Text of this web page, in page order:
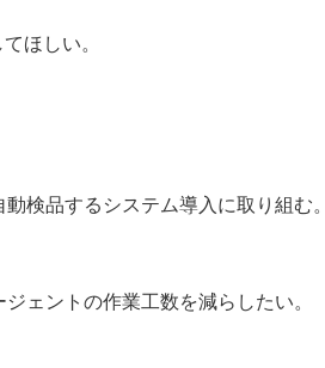
ほしい。
検品するシステム導入に取り組む。
ェントの作業工数を減らしたい。